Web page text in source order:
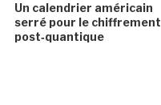
Un calendrier américain
serré pour le chiffrement
post‑quantique